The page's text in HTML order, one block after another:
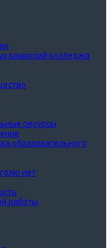
комиссий колледжа
ресурсы
образовательного
нет
работы